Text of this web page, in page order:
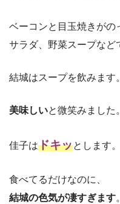
ベーコンと目玉焼きがの
サラダ、野菜スープなど
結城はスープを飲みます。
美味しいと微笑みました。
佳子はドキッとします。
食べてるだけなのに、
結城の色気が凄すぎます。